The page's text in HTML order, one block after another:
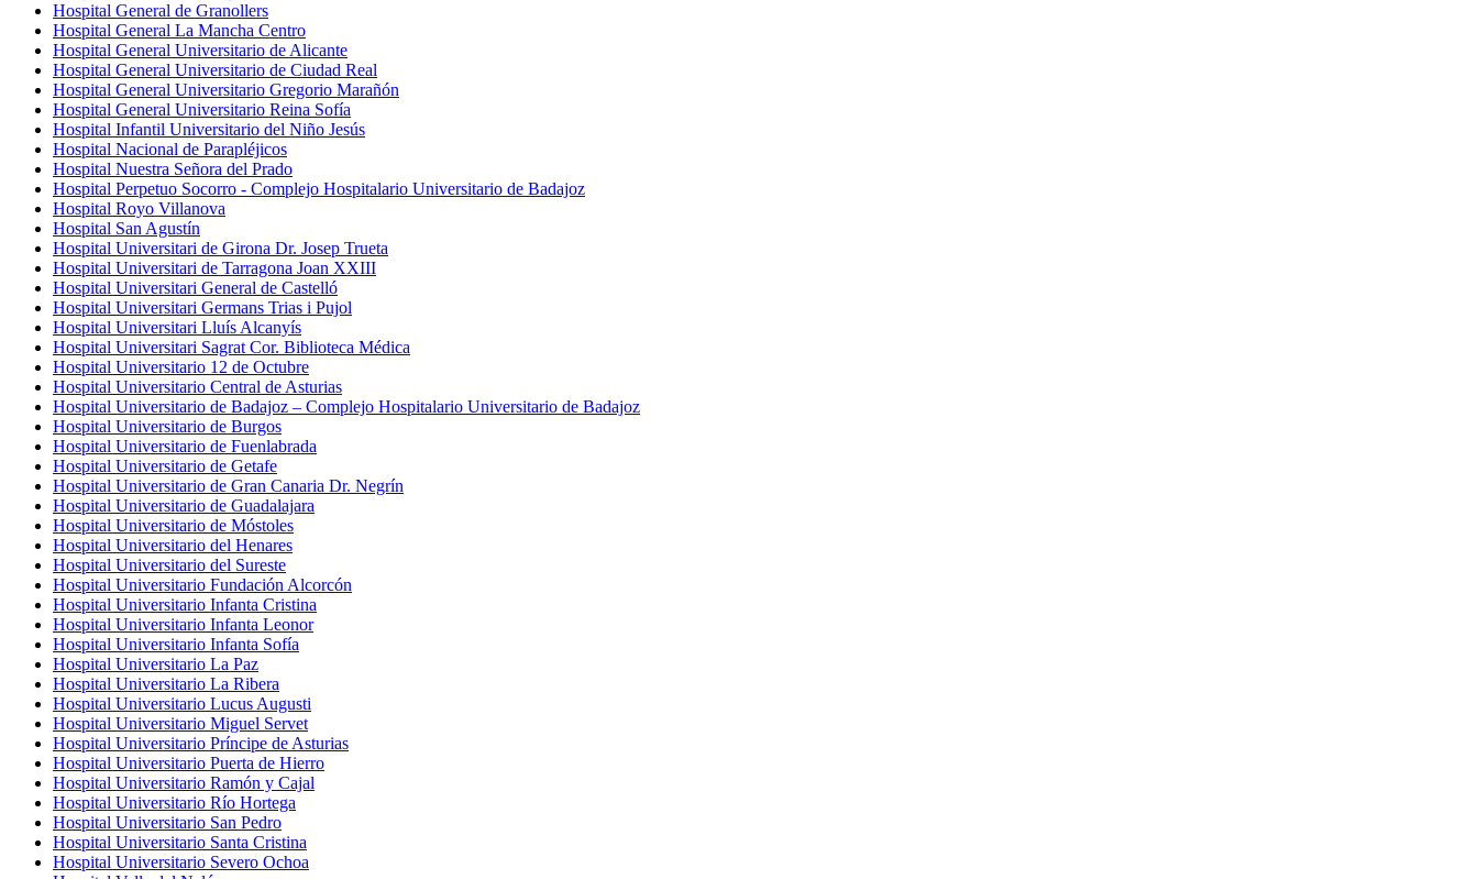
Hospital General de Granollers
Hospital General La Mancha Centro
Hospital General Universitario de Alicante
Hospital General Universitario de Ciudad Real
Hospital General Universitario Gregorio Marañón
Hospital General Universitario Reina Sofía
Hospital Infantil Universitario del Niño Jesús
Hospital Nacional de Parapléjicos
Hospital Nuestra Señora del Prado
Hospital Perpetuo Socorro - Complejo Hospitalario Universitario de Badajoz​
Hospital Royo Villanova
Hospital San Agustín
Hospital Universitari de Girona Dr. Josep Trueta
Hospital Universitari de Tarragona Joan XXIII
Hospital Universitari General de Castelló
Hospital Universitari Germans Trias i Pujol
Hospital Universitari Lluís Alcanyís
Hospital Universitari Sagrat Cor. Biblioteca Médica
Hospital Universitario 12 de Octubre
Hospital Universitario Central de Asturias
Hospital Universitario de Badajoz – Complejo Hospitalario Universitario de Badajoz
Hospital Universitario de Burgos
Hospital Universitario de Fuenlabrada
Hospital Universitario de Getafe
Hospital Universitario de Gran Canaria Dr. Negrín
Hospital Universitario de Guadalajara
Hospital Universitario de Móstoles
Hospital Universitario del Henares
Hospital Universitario del Sureste
Hospital Universitario Fundación Alcorcón
Hospital Universitario Infanta Cristina
Hospital Universitario Infanta Leonor
Hospital Universitario Infanta Sofía
Hospital Universitario La Paz
Hospital Universitario La Ribera
Hospital Universitario Lucus Augusti
Hospital Universitario Miguel Servet
Hospital Universitario Príncipe de Asturias
Hospital Universitario Puerta de Hierro
Hospital Universitario Ramón y Cajal
Hospital Universitario Río Hortega
Hospital Universitario San Pedro
Hospital Universitario Santa Cristina
Hospital Universitario Severo Ochoa